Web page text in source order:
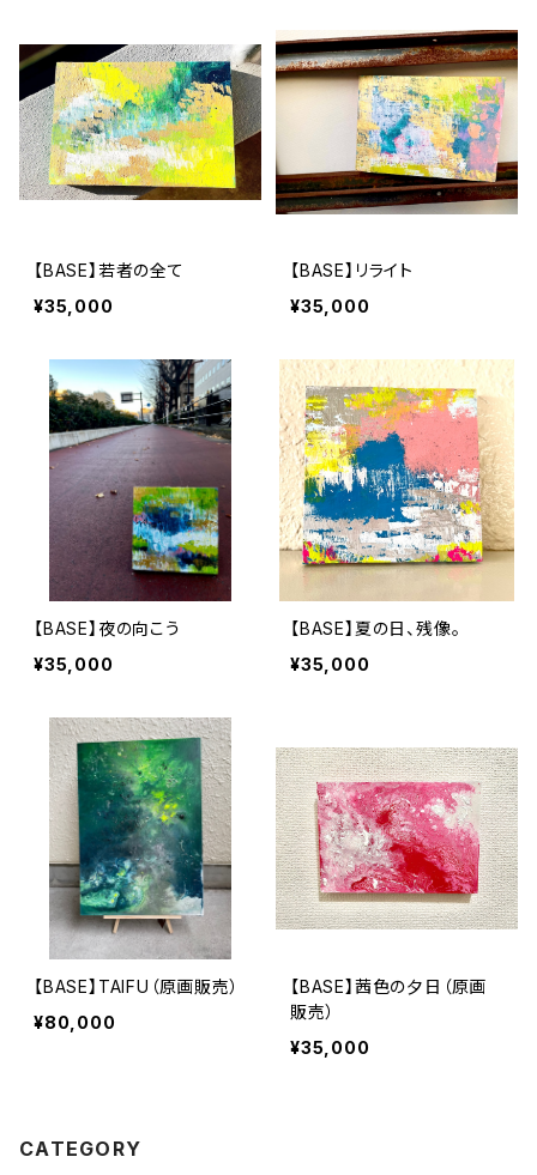
【BASE】若者の全て
¥35,000
【BASE】リライト
¥35,000
【BASE】夜の向こう
¥35,000
【BASE】夏の日、残像。
¥35,000
【BASE】TAIFU（原画販売）
¥80,000
【BASE】茜色の夕日（原画
販売）
¥35,000
CATEGORY